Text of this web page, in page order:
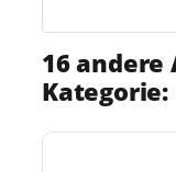
16
Kategorie: